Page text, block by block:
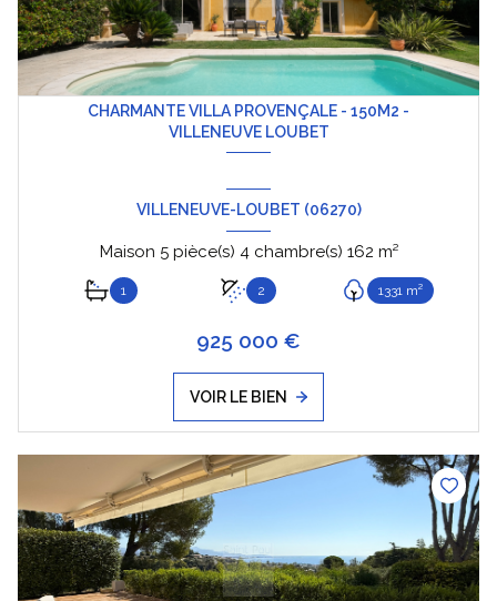
CHARMANTE VILLA PROVENÇALE - 150M2 -
VILLENEUVE LOUBET
VILLENEUVE-LOUBET (06270)
Maison 5 pièce(s) 4 chambre(s) 162 m²
1 2 1331 m²
925 000 €
VOIR LE BIEN